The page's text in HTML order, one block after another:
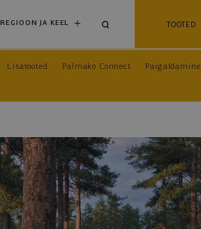
REGIOON JA KEEL TOOTED
Lisatooted Palmako Connect Paigaldamine